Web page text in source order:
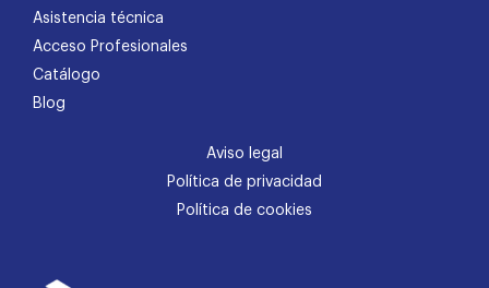
Asistencia técnica
Acceso Profesionales
Catálogo
Blog
Aviso legal
Política de privacidad
Política de cookies